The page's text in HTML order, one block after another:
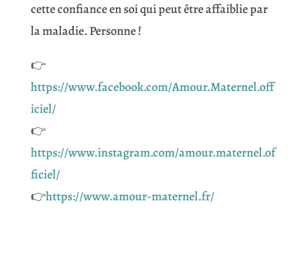
cette confiance en soi qui peut être affaiblie par
la maladie. Personne !
👉
https://www.facebook.com/Amour.Maternel.off
iciel/
👉
https://www.instagram.com/amour.maternel.of
ficiel/
👉https://www.amour-maternel.fr/